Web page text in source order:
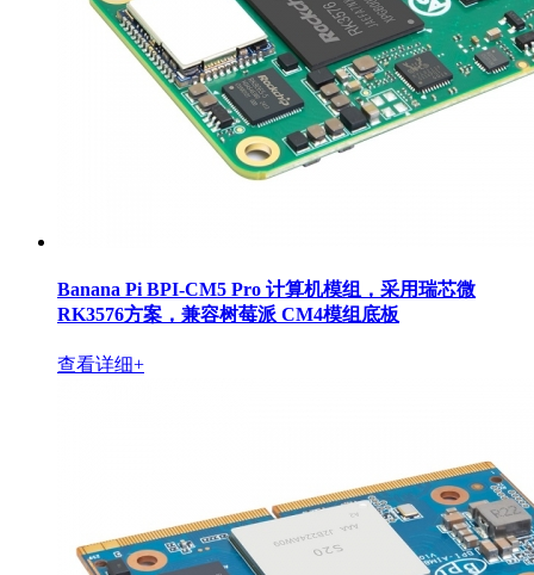
Banana Pi BPI-CM5 Pro 计算机模组，采用瑞芯微
RK3576方案，兼容树莓派 CM4模组底板
查看详细+